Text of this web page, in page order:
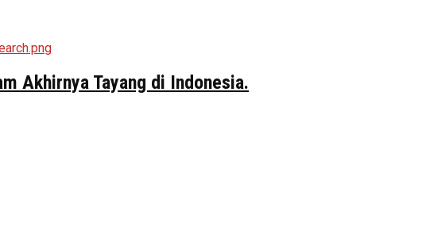
Akhirnya Tayang di Indonesia.